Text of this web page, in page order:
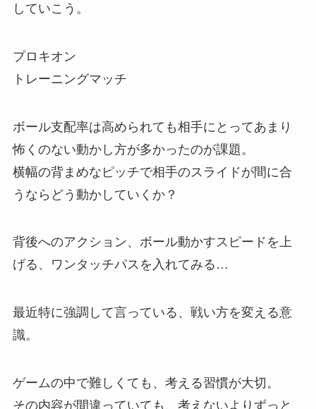
していこう。
プロキオン
トレーニングマッチ
ボール支配率は高められても相手にとってあまり
怖くのない動かし方が多かったのが課題。
横幅の背まめなピッチで相手のスライドが間に合
うならどう動かしていくか？
背後へのアクション、ボール動かすスピードを上
げる、ワンタッチパスを入れてみる…
最近特に強調して言っている、戦い方を変える意
識。
ゲームの中で難しくても、考える習慣が大切。
その内容が間違っていても、考えないよりずっと